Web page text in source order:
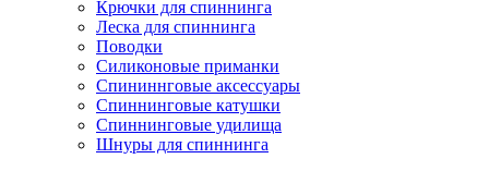
Крючки для спиннинга
Леска для спиннинга
Поводки
Силиконовые приманки
Спининнговые аксессуары
Спиннинговые катушки
Спиннинговые удилища
Шнуры для спиннинга